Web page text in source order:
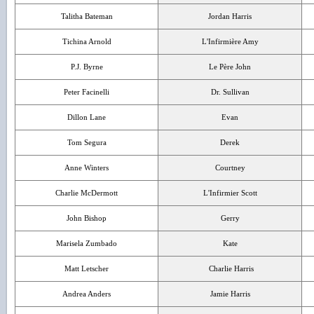
Talitha Bateman Jordan Harris
Tichina Arnold L'Infirmière Amy
P.J. Byrne Le Père John
Peter Facinelli Dr. Sullivan
Dillon Lane Evan
Tom Segura Derek
Anne Winters Courtney
Charlie McDermott L'Infirmier Scott
John Bishop Gerry
Marisela Zumbado Kate
Matt Letscher Charlie Harris
Andrea Anders Jamie Harris